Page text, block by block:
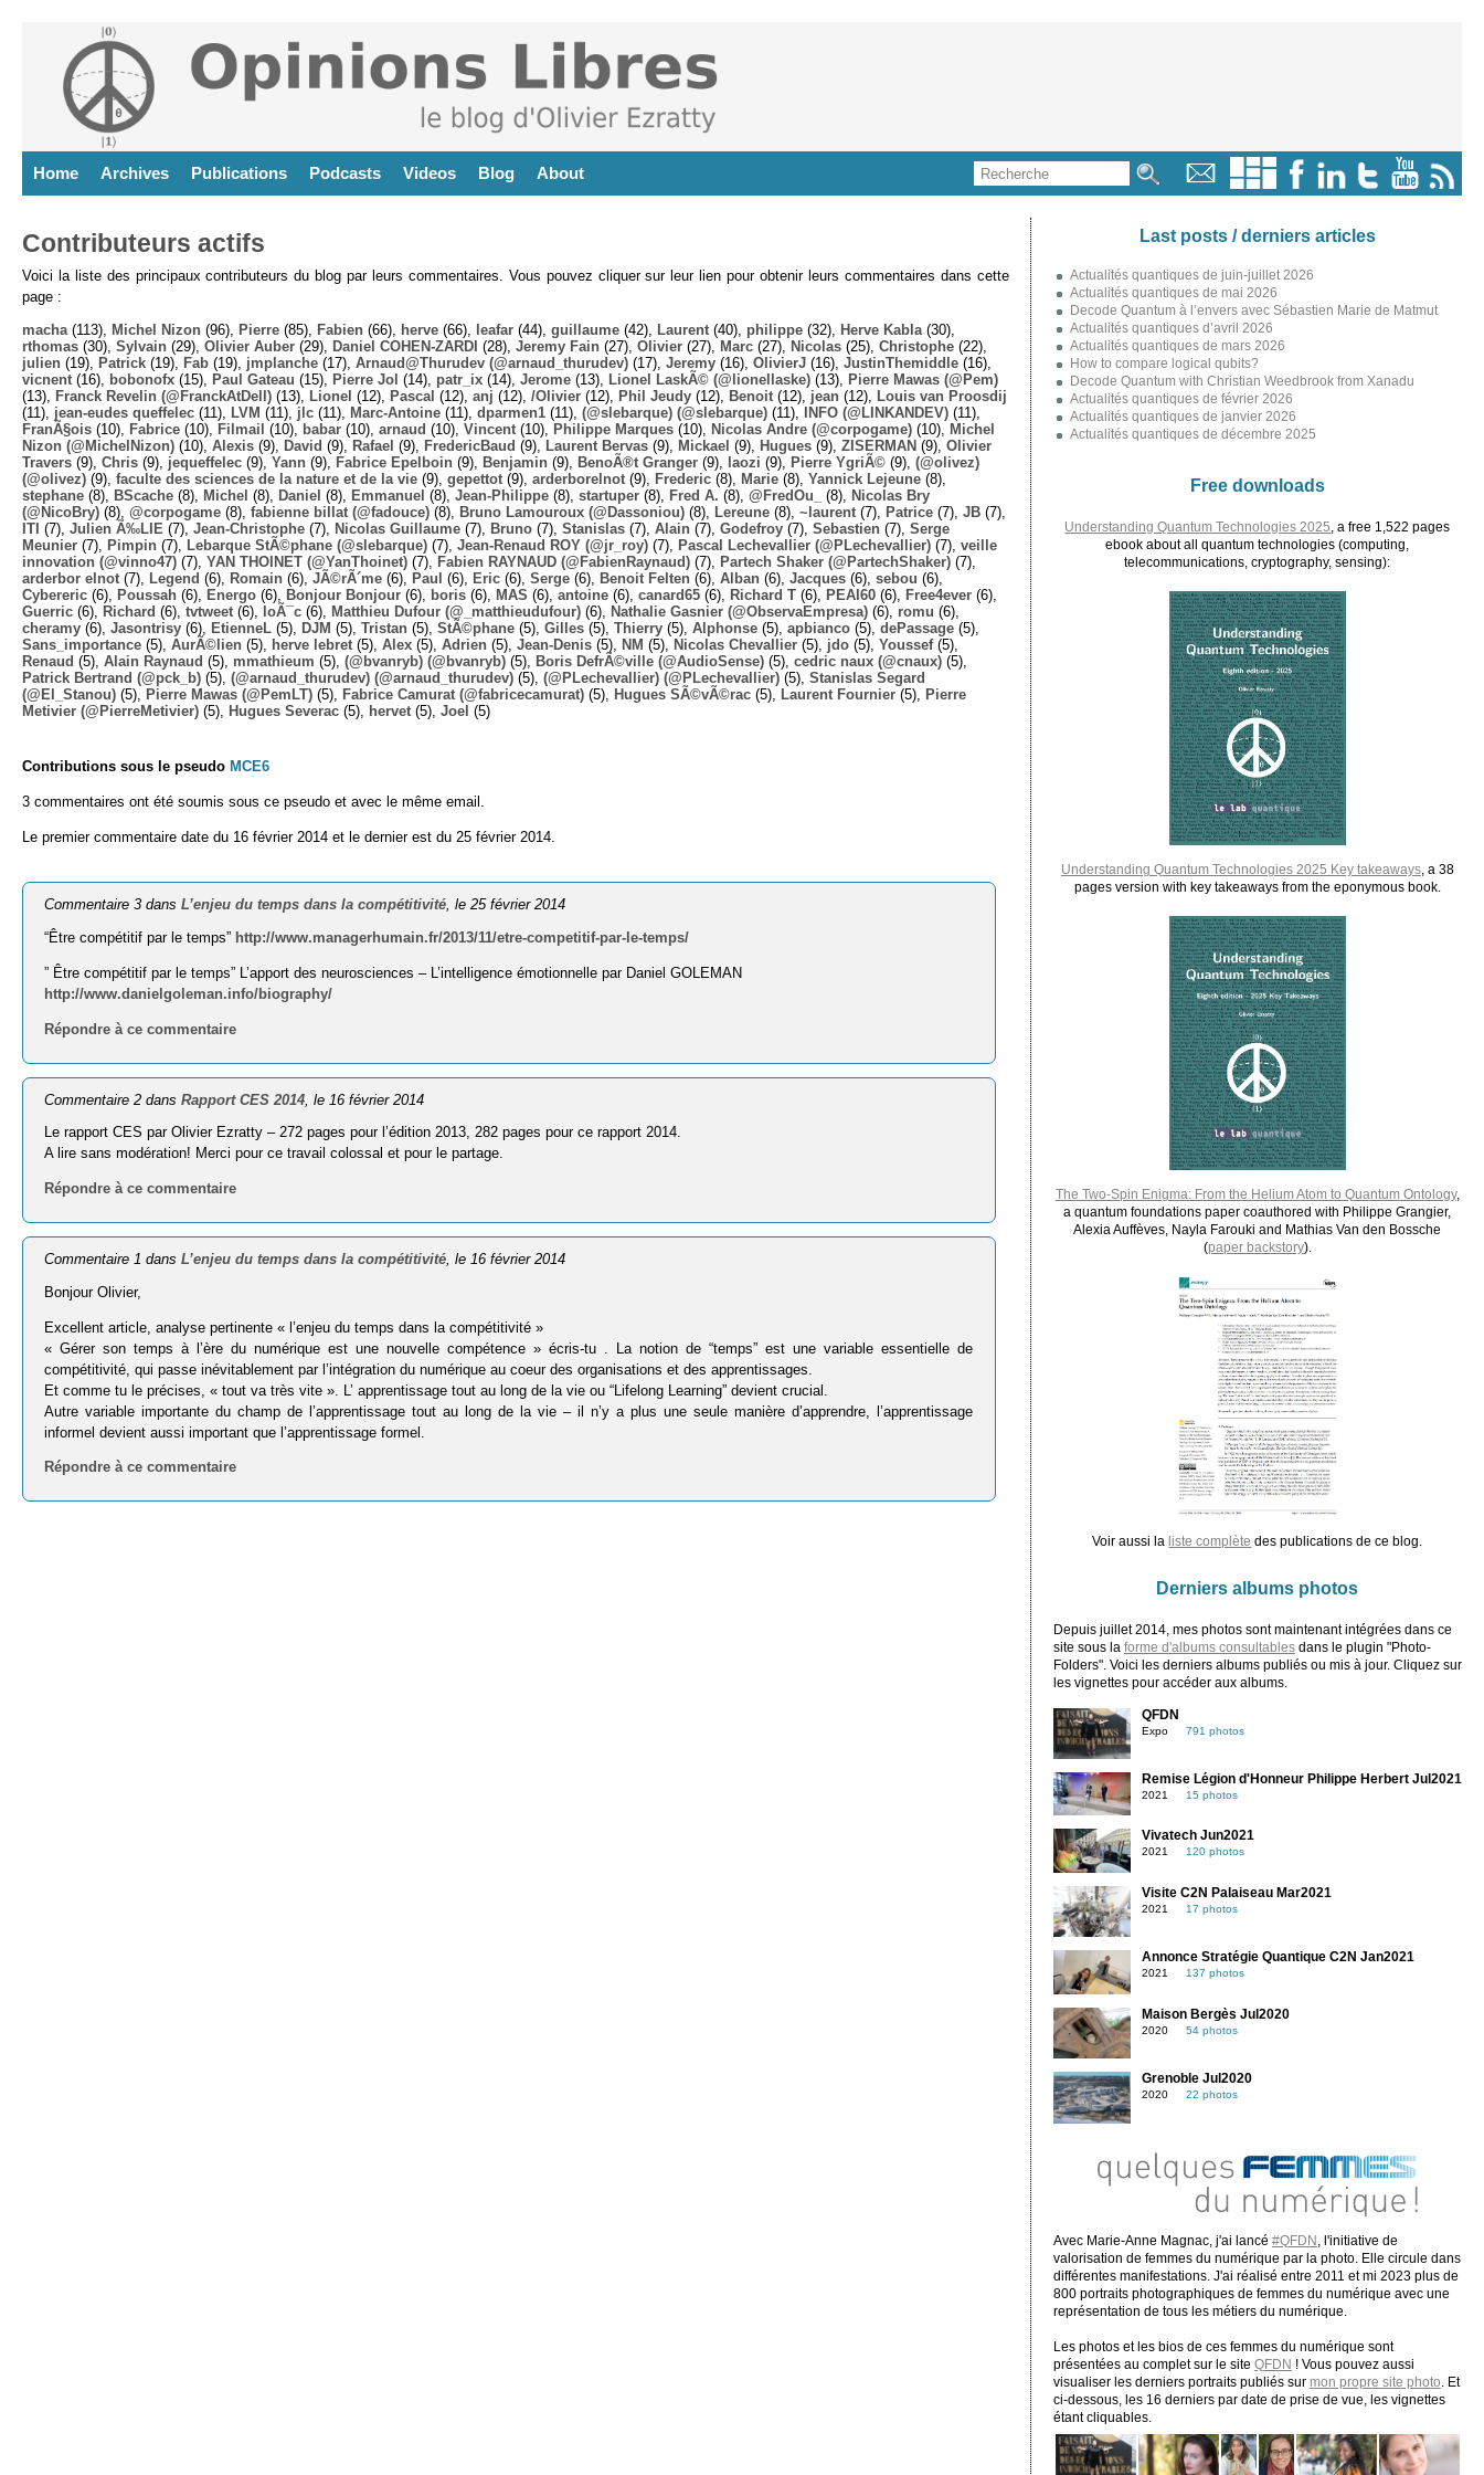
Home Archives Publications Podcasts Videos Blog About
Contributeurs actifs
Voici la liste des principaux contributeurs du blog par leurs commentaires. Vous pouvez cliquer sur leur lien pour obtenir leurs commentaires dans cette
page :
macha (113), Michel Nizon (96), Pierre (85), Fabien (66), herve (66), leafar (44), guillaume (42), Laurent (40), philippe (32), Herve Kabla (30),
rthomas (30), Sylvain (29), Olivier Auber (29), Daniel COHEN-ZARDI (28), Jeremy Fain (27), Olivier (27), Marc (27), Nicolas (25), Christophe (22),
julien (19), Patrick (19), Fab (19), jmplanche (17), Arnaud@Thurudev (@arnaud_thurudev) (17), Jeremy (16), OlivierJ (16), JustinThemiddle (16),
vicnent (16), bobonofx (15), Paul Gateau (15), Pierre Jol (14), patr_ix (14), Jerome (13), Lionel LaskÃ© (@lionellaske) (13),
Pierre Mawas (@Pem)
(13),
Franck Revelin (@FranckAtDell) (13), Lionel (12), Pascal (12), anj (12), /Olivier (12), Phil Jeudy (12), Benoit (12), jean (12),
Louis van Proosdij
(11), jean-eudes queffelec (11), LVM (11), jlc (11), Marc-Antoine (11), dparmen1 (11), (@slebarque) (@slebarque) (11), INFO (@LINKANDEV) (11),
FranÃ§ois (10), Fabrice (10), Filmail (10), babar (10), arnaud (10), Vincent (10), Philippe Marques (10), Nicolas Andre (@corpogame) (10),
Michel
Nizon (@MichelNizon) (10), Alexis (9), David (9), Rafael (9), FredericBaud (9), Laurent Bervas (9), Mickael (9), Hugues (9), ZISERMAN (9), Olivier
Travers (9), Chris (9), jequeffelec (9), Yann (9), Fabrice Epelboin (9), Benjamin (9), BenoÃ®t Granger (9), laozi (9), Pierre YgriÃ© (9), (@olivez)
(@olivez) (9), faculte des sciences de la nature et de la vie (9), gepettot (9), arderborelnot (9), Frederic (8), Marie (8), Yannick Lejeune (8),
stephane (8), BScache (8), Michel (8), Daniel (8), Emmanuel (8), Jean-Philippe (8), startuper (8), Fred A. (8), @FredOu_ (8),
Nicolas Bry
(@NicoBry) (8), @corpogame (8), fabienne billat (@fadouce) (8), Bruno Lamouroux (@Dassoniou) (8), Lereune (8), ~laurent (7), Patrice (7), JB (7),
ITI (7), Julien Ã‰LIE (7), Jean-Christophe (7), Nicolas Guillaume (7), Bruno (7), Stanislas (7), Alain (7), Godefroy (7), Sebastien (7), Serge
Meunier (7), Pimpin (7), Lebarque StÃ©phane (@slebarque) (7), Jean-Renaud ROY (@jr_roy) (7), Pascal Lechevallier (@PLechevallier) (7), veille
innovation (@vinno47) (7), YAN THOINET (@YanThoinet) (7), Fabien RAYNAUD (@FabienRaynaud) (7), Partech Shaker (@PartechShaker) (7),
arderbor elnot (7), Legend (6), Romain (6), JÃ©rÃ´me (6), Paul (6), Eric (6), Serge (6), Benoit Felten (6), Alban (6), Jacques (6), sebou (6),
Cybereric (6), Poussah (6), Energo (6), Bonjour Bonjour (6), boris (6), MAS (6), antoine (6), canard65 (6), Richard T (6), PEAI60 (6), Free4ever (6),
Guerric (6), Richard (6), tvtweet (6), loÃ¯c (6), Matthieu Dufour (@_matthieudufour) (6), Nathalie Gasnier (@ObservaEmpresa) (6), romu (6),
cheramy (6), Jasontrisy (6), EtienneL (5), DJM (5), Tristan (5), StÃ©phane (5), Gilles (5), Thierry (5), Alphonse (5), apbianco (5), dePassage (5),
Sans_importance (5), AurÃ©lien (5), herve lebret (5), Alex (5), Adrien (5), Jean-Denis (5), NM (5), Nicolas Chevallier (5), jdo (5), Youssef(5),
Renaud (5), Alain Raynaud (5), mmathieum (5), (@bvanryb) (@bvanryb) (5), Boris DefrÃ©ville (@AudioSense) (5), cedric naux (@cnaux) (5),
Patrick Bertrand (@pck_b) (5), (@arnaud_thurudev) (@arnaud_thurudev) (5), (@PLechevallier) (@PLechevallier) (5), Stanislas Segard
(@El_Stanou) (5), Pierre Mawas (@PemLT) (5), Fabrice Camurat (@fabricecamurat) (5), Hugues SÃ©vÃ©rac (5), Laurent Fournier (5),
Pierre
Metivier (@PierreMetivier) (5), Hugues Severac (5), hervet (5), Joel (5)
Contributions sous le pseudo MCE6
3 commentaires ont été soumis sous ce pseudo et avec le même email.
Le premier commentaire date du 16 février 2014 et le dernier est du 25 février 2014.
Commentaire 3 dansL’enjeu du temps dans la compétitivité, le 25 février 2014
“Être compétitif par le temps” http://www.managerhumain.fr/2013/11/etre-competitif-par-le-temps/
” Être compétitif par le temps” L’apport des neurosciences – L’intelligence émotionnelle par Daniel GOLEMAN
http://www.danielgoleman.info/biography/
Répondre à ce commentaire
Commentaire 2 dansRapport CES 2014 , le 16 février 2014
Le rapport CES par Olivier Ezratty – 272 pages pour l’édition 2013, 282 pages pour ce rapport 2014.
A lire sans modération! Merci pour ce travail colossal et pour le partage.
Répondre à ce commentaire
Commentaire 1 dansL’enjeu du temps dans la compétitivité , le 16 février 2014
Bonjour Olivier,
Excellent article, analyse pertinente « l’enjeu du temps dans la compétitivité »
« Gérer son temps à l’ère du numérique est une nouvelle compétence » écris-tu . La notion de “temps” est une variable essentielle de
compétitivité, qui passe inévitablement par l’intégration du numérique au coeur des organisations et des apprentissages.
Et comme tu le précises, « tout va très vite ». L’ apprentissage tout au long de la vie ou “Lifelong Learning” devient crucial.
Autre variable importante du champ de l’apprentissage tout au long de la vie – il n’y a plus une seule manière d’apprendre, l’apprentissage
informel devient aussi important que l’apprentissage formel.
Répondre à ce commentaire
Last posts / derniers articles
Actualités quantiques de juin-juillet 2026
Actualités quantiques de mai 2026
Decode Quantum à l’envers avec Sébastien Marie de Matmut
Actualités quantiques d’avril 2026
Actualités quantiques de mars 2026
How to compare logical qubits?
Decode Quantum with Christian Weedbrook from Xanadu
Actualités quantiques de février 2026
Actualités quantiques de janvier 2026
Actualités quantiques de décembre 2025
Free downloads
Understanding Quantum Technologies 2025 , a free 1,522 pages
ebook about all quantum technologies (computing,
telecommunications, cryptography, sensing):
Understanding Quantum Technologies 2025 Key takeaways, a 38
pages version with key takeaways from the eponymous book.
The Two-Spin Enigma: From the Helium Atom to Quantum Ontology,
a quantum foundations paper coauthored with Philippe Grangier,
Alexia Auffèves, Nayla Farouki and Mathias Van den Bossche
(paper backstory).
Voir aussi la liste complète des publications de ce blog.
Derniers albums photos
Depuis juillet 2014, mes photos sont maintenant intégrées dans ce
site sous la forme d'albums consultablesdans le plugin "Photo-
Folders". Voici les derniers albums publiés ou mis à jour. Cliquez sur
les vignettes pour accéder aux albums.
QFDN
Expo 791 photos
Remise Légion d'Honneur Philippe Herbert Jul2021
2021 15 photos
Vivatech Jun2021
2021 120 photos
Visite C2N Palaiseau Mar2021
2021 17 photos
Annonce Stratégie Quantique C2N Jan2021
2021 137 photos
Maison Bergès Jul2020
2020 54 photos
Grenoble Jul2020
2020 22 photos
Avec Marie-Anne Magnac, j'ai lancé #QFDN
, l'initiative de
valorisation de femmes du numérique par la photo. Elle circule dans
différentes manifestations. J'ai réalisé entre 2011 et mi 2023 plus de
800 portraits photographiques de femmes du numérique avec une
représentation de tous les métiers du numérique.
Les photos et les bios de ces femmes du numérique sont
présentées au complet sur le site QFDN ! Vous pouvez aussi
visualiser les derniers portraits publiés sur mon propre site photo . Et
ci-dessous, les 16 derniers par date de prise de vue, les vignettes
étant cliquables.